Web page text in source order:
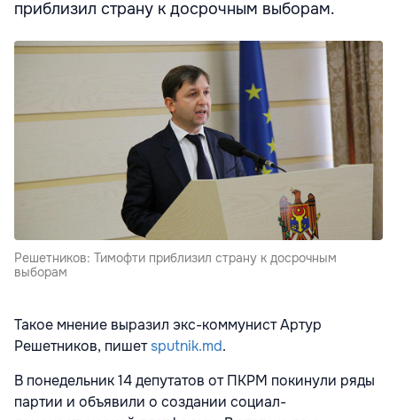
приблизил страну к досрочным выборам.
Решетников: Тимофти приблизил страну к досрочным
выборам
Такое мнение выразил экс-коммунист Артур
Решетников, пишетsputnik.md.
В понедельник 14 депутатов от ПКРМ покинули ряды
партии и объявили о создании социал-